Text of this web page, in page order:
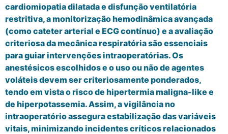
cardiomiopatia dilatada e disfunção ventilatória
restritiva, a monitorização hemodinâmica avançada
(como cateter arterial e ECG contínuo) e a avaliação
criteriosa da mecânica respiratória são essenciais
para guiar intervenções intraoperatórias. Os
anestésicos escolhidos e o uso ou não de agentes
voláteis devem ser criteriosamente ponderados,
tendo em vista o risco de hipertermia maligna-like e
de hiperpotassemia. Assim, a vigilância no
intraoperatório assegura estabilização das variáveis
vitais, minimizando incidentes críticos relacionados